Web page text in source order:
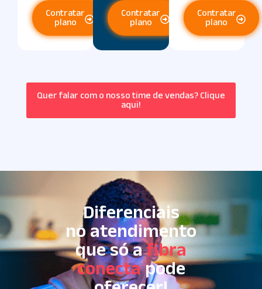
Contratar
plano
Contratar
plano
Contratar
plano
Quer falar com o nosso time de vendas? Clique
aqui!
Diferenciais
no atendimento
que só afibra
conectapode